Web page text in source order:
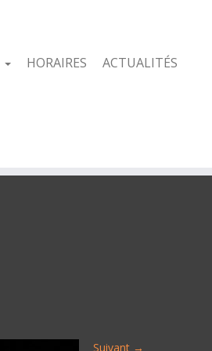
HORAIRES
ACTUALITÉS
Suivant →